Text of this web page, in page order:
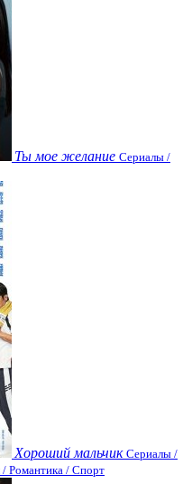
Ты мое желание Сериалы /
Хороший мальчик Сериалы /
Романтика / Спорт